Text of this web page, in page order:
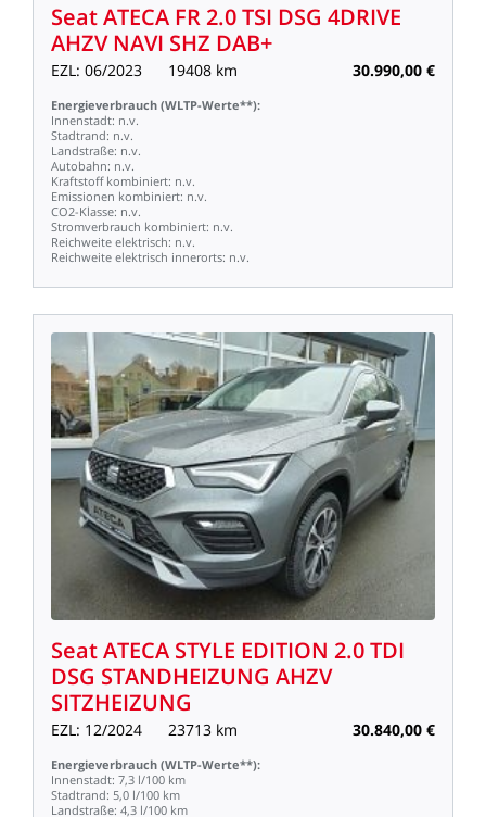
SeatATECA FR2.0TSI DSG 4DRIVE
AHZV NAVI SHZ DAB+
EZL: 06/2023 19408 km 30.990,00 €
Energieverbrauch (WLTP-Werte**):
Innenstadt: n.v.
Stadtrand: n.v.
Landstraße: n.v.
Autobahn: n.v.
Kraftstoff kombiniert: n.v.
Emissionen kombiniert: n.v.
CO2-Klasse: n.v.
Stromverbrauch kombiniert: n.v.
Reichweite elektrisch: n.v.
Reichweite elektrisch innerorts: n.v.
SeatATECA STYLE EDITION 2.0TDI
DSG STANDHEIZUNG AHZV
SITZHEIZUNG
EZL: 12/2024 23713 km 30.840,00 €
Energieverbrauch (WLTP-Werte**):
Innenstadt: 7,3 l/100 km
Stadtrand: 5,0 l/100 km
Landstraße: 4,3 l/100 km